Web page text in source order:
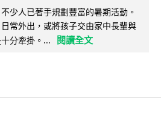
少人已著手規劃豐富的暑期活動。
常外出，或將孩子交由家中長輩與
分牽掛。...
閱讀全文